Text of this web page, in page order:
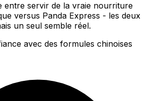
entre servir de la vraie nourriture
versus Panda Express - les deux
un seul semble réel.
avec des formules chinoises